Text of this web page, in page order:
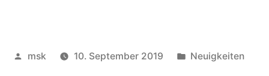
Veröffentlicht
msk 10. September 2019
Veröffentlicht
Neuigkeiten